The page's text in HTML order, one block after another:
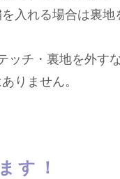
入れる場合は裏地
チ・裏地を外す
りません。
す！